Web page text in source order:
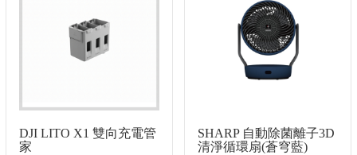
DJI LITO X1 雙向充電管
家
SHARP 自動除菌離子3D
清淨循環扇(蒼穹藍)